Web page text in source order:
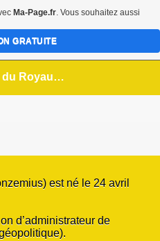
Délégation du Royaume Sanwi en Europe / Association pour le Développement du Sanwi
est né le 24 avril
d’administrateur de
Ma-Page.fr. Vous souhaitez aussi
GRATUITE